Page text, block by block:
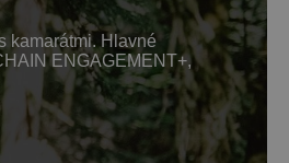
kamarátmi. Hlavné
ENGAGEMENT+,